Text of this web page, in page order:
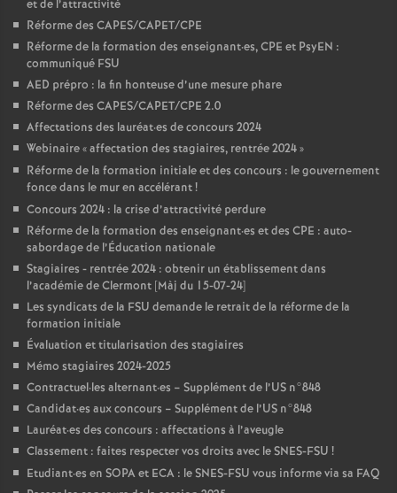
et de l’attractivité
Réforme des CAPES/CAPET/CPE
Réforme de la formation des enseignant·es, CPE et PsyEN :
communiqué FSU
AED prépro : la fin honteuse d’une mesure phare
Réforme des CAPES/CAPET/CPE 2.0
Affectations des lauréat·es de concours 2024
Webinaire «affectation des stagiaires, rentrée 2024»
Réforme de la formation initiale et des concours : le gouvernement
fonce dans le mur en accélérant!
Concours 2024 : la crise d’attractivité perdure
Réforme de la formation des enseignant·es et des CPE : auto-
sabordage de l’Éducation nationale
Stagiaires - rentrée 2024 : obtenir un établissement dans
l’académie de Clermont [Màj du 15-07-24]
Les syndicats de la FSU demande le retrait de la réforme de la
formation initiale
Évaluation et titularisation des stagiaires
Mémo stagiaires 2024-2025
Contractuel·les alternant·es – Supplément de l’US n°848
Candidat·es aux concours – Supplément de l’US n°848
Lauréat·es des concours : affectations à l’aveugle
Classement : faites respecter vos droits avec le SNES-FSU !
Etudiant·es en SOPA et ECA : le SNES-FSU vous informe via sa FAQ